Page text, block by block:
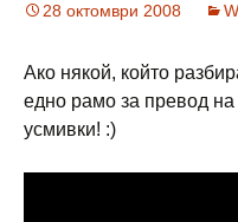
28 октомври 2008
Ако някой, който
едно рамо за превод на
усмивки! :)